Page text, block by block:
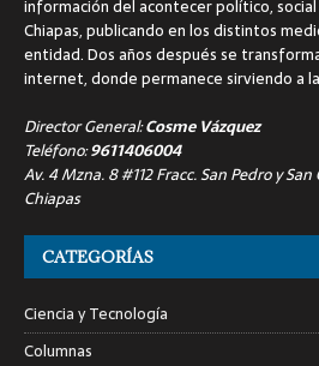
información del acontecer político,
Chiapas, publicando en los distintos
entidad. Dos años después se
internet, donde permanece sirviendo a
Director General:Cosme Vázquez
Teléfono:9611406004
Av. 4 Mzna. 8 #112 Fracc. San Pedro y
Chiapas
CATEGORÍAS
Ciencia y Tecnología
Columnas